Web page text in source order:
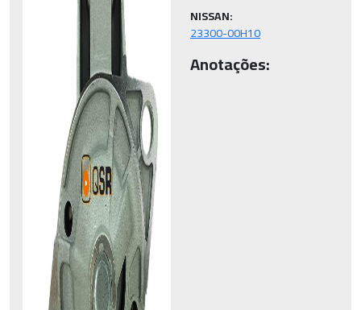
NISSAN:
23300-00H10
Anotações: